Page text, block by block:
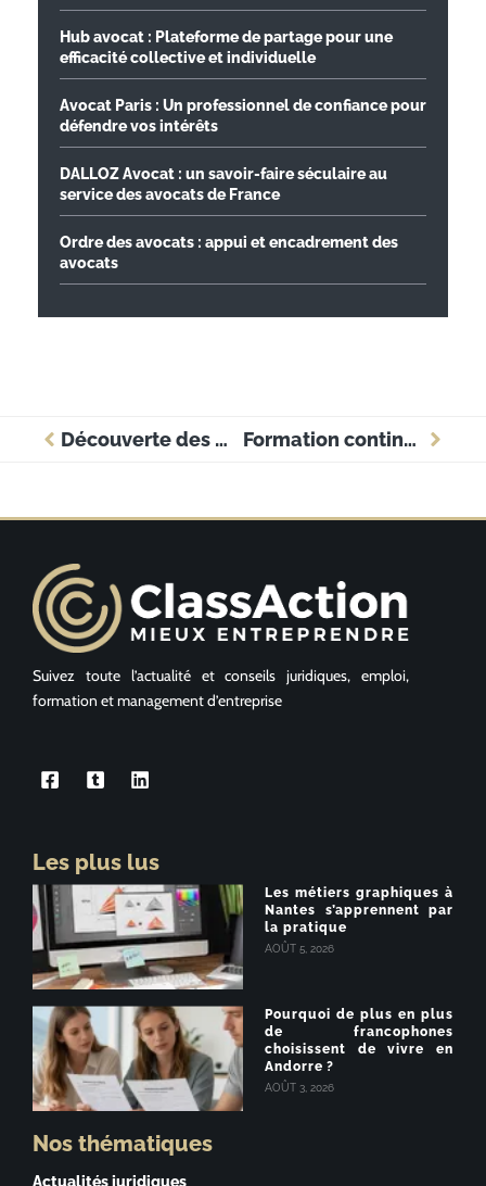
Hub avocat : Plateforme de partage pour une
efficacité collective et individuelle
Avocat Paris : Un professionnel de confiance pour
défendre vos intérêts
DALLOZ Avocat : un savoir-faire séculaire au
service des avocats de France
Ordre des avocats : appui et encadrement des
avocats
Découverte des meilleurs cours de droit en ligne pour booster votre entreprise Formation continue juridique : un atout stratégique pour l’entreprise moderne
Suivez toute l’actualité et conseils juridiques, emploi,
formation et management d’entreprise
Les plus lus
Les métiers graphiques à
Nantes s’apprennent par
la pratique
AOÛT 5, 2026
Pourquoi de plus en plus
de francophones
choisissent de vivre en
Andorre ?
AOÛT 3, 2026
Nos thématiques
Actualités juridiques